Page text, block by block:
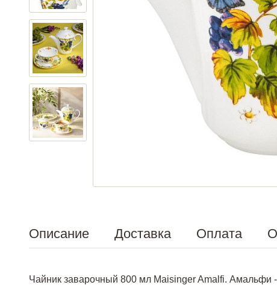
Описание Доставка Оплата
Чайник заварочный 800 мл Maisinger Amalfi. Амальфи -